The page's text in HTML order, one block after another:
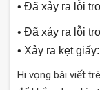
• Đã xảy ra lỗi
• Đã xảy ra lỗi
• Xảy ra kẹt giấy:
Hi vọng bài viết